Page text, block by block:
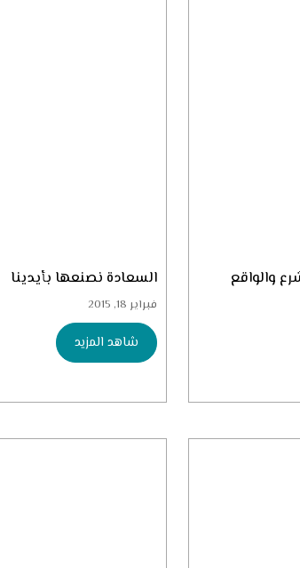
والواقع السعادة نصنعها بأيدينا
فبراير 18, 2015
شاهد المزيد